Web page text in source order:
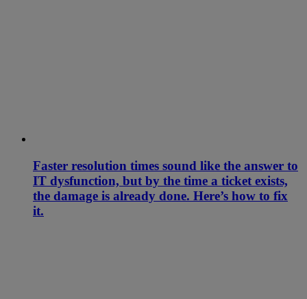
Faster resolution times sound like the answer to
IT dysfunction, but by the time a ticket exists,
the damage is already done. Here’s how to fix
it.